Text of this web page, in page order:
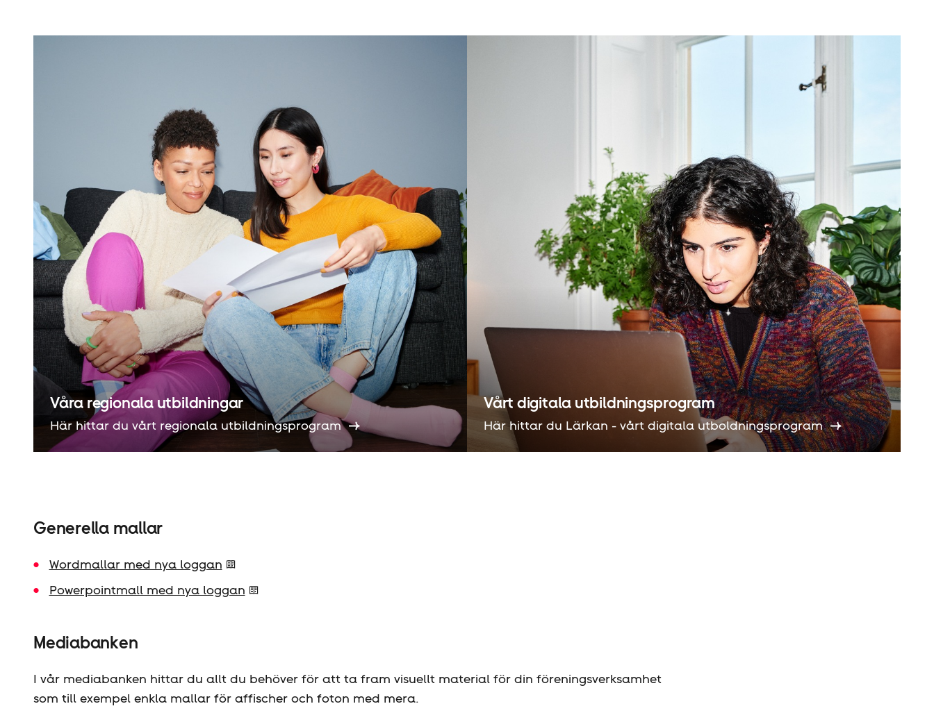
Våra regionala utbildningar
Här hittar du vårt regionala utbildningsprogram
Vårt digitala utbildningsprogram
Här hittar du Lärkan - vårt digitala utboldningsprogram
Generella mallar
Wordmallar med nya loggan
Powerpointmall med nya loggan
Mediabanken
I vår mediabanken hittar du allt du behöver för att ta fram visuellt material för din föreningsverksamhet
som till exempel enkla mallar för affischer och foton med mera.